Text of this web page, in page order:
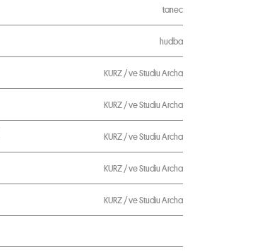
tanec
hudba
KURZ / ve Studiu Archa
KURZ / ve Studiu Archa
KURZ / ve Studiu Archa
KURZ / ve Studiu Archa
KURZ / ve Studiu Archa